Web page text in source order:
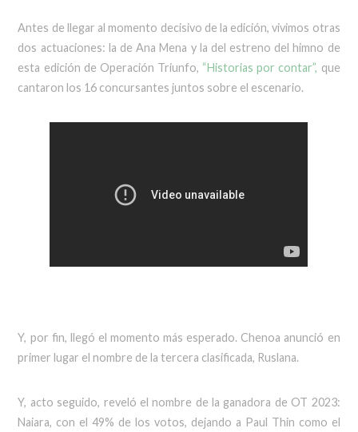
Antes de llegar al momento decisivo de la edición, vivimos otras
dos actuaciones: la de Ana Mena y la del estreno del himno de
esta edición de Operación Triunfo, “Historias por contar”, que
cantaron los 16 concursantes juntos sobre el escenario.
Y, por fin, llegó el momento más esperado. Chenoa anunció en
primer lugar el nombre de la tercera clasificada, Ruslana.
Y, acto seguido, reveló el nombre de la ganadora de OT 2023:
Naiara, con el 49% de los votos, dejando a Paul Thin como el